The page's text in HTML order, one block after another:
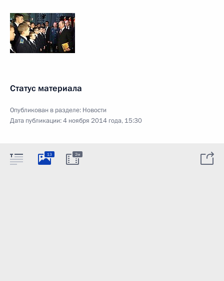
Статус материала
Опубликован в разделе: Новости
Дата публикации:4 ноября 2014 года, 15:30
13 2м